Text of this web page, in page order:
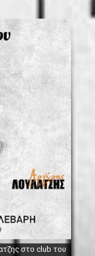
στο club του